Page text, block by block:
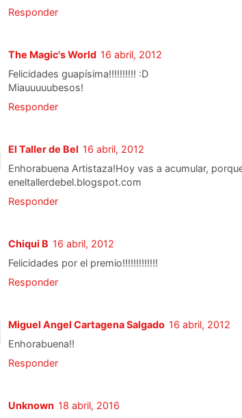
Responder
The Magic's World 16 abril, 2012
Felicidades guapísima!!!!!!!!!! :D
Miauuuuubesos!
Responder
El Taller de Bel 16 abril, 2012
Enhorabuena Artistaza!Hoy vas a acumular,
eneltallerdebel.blogspot.com
Responder
Chiqui B 16 abril, 2012
Felicidades por el premio!!!!!!!!!!!!!
Responder
Miguel Angel Cartagena Salgado 16 abril, 2012
Enhorabuena!!
Responder
Unknown 18 abril, 2016